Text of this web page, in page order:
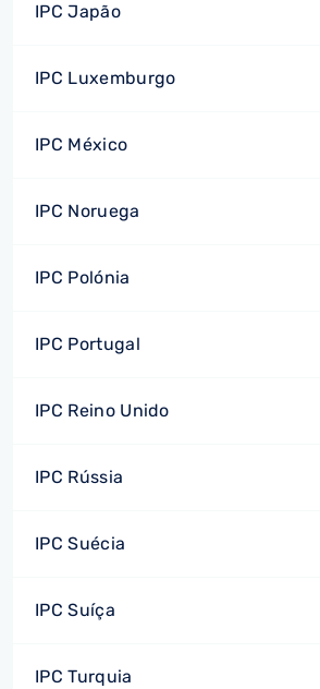
IPC Japão
IPC Luxemburgo
IPC México
IPC Noruega
IPC Polónia
IPC Portugal
IPC Reino Unido
IPC Rússia
IPC Suécia
IPC Suíça
IPC Turquia